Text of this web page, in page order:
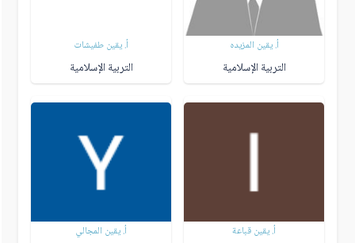
أ. يقين المزيده
التربية الإسلامية
أ. يقين طفيشات
التربية الإسلامية
أ. يقين قباعة أ. يقين المجالي